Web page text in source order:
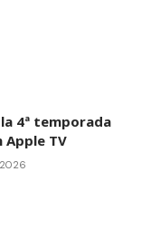
4ª temporada
Apple TV